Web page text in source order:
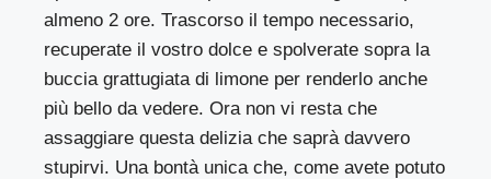
almeno 2 ore. Trascorso il tempo necessario,
recuperate il vostro dolce e spolverate sopra la
buccia grattugiata di limone per renderlo anche
più bello da vedere. Ora non vi resta che
assaggiare questa delizia che saprà davvero
stupirvi. Una bontà unica che, come avete potuto